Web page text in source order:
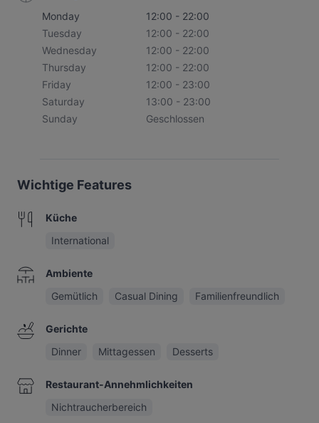
Monday
12:00 - 22:00
Tuesday
12:00 - 22:00
Wednesday
12:00 - 22:00
Thursday
12:00 - 22:00
Friday
12:00 - 23:00
Saturday
13:00 - 23:00
Sunday
Geschlossen
Wichtige Features
Küche
International
Ambiente
Gemütlich
Casual Dining Familienfreundlich
Gerichte
Dinner
Mittagessen Desserts
Restaurant-Annehmlichkeiten
Nichtraucherbereich